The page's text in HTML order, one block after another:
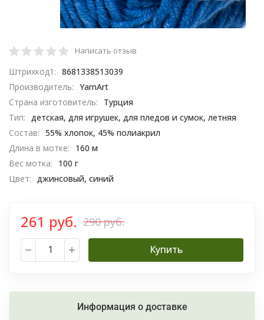
Написать отзыв
Штрихкод1: 8681338513039
Производитель: YarnArt
Страна изготовитель:
Турция
Тип: детская, для игрушек, для пледов и сумок, летняя
Состав: 55% хлопок, 45% полиакрил
Длина в мотке:
160 м
Вес мотка:
100 г
Цвет: джинсовый, синий
261 руб. 290 руб.
Купить
Информация о доставке